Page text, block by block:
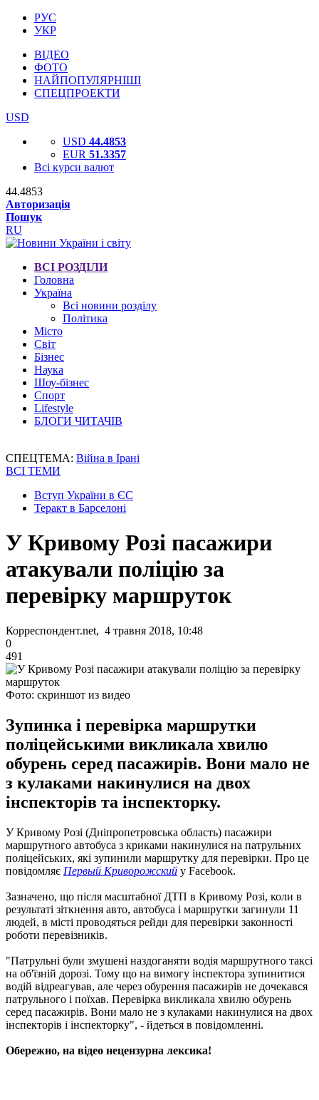
РУС
УКР
ВІДЕО
ФОТО
НАЙПОПУЛЯРНІШІ
СПЕЦПРОЕКТИ
USD
USD 44.4853
EUR 51.3357
Всі курси валют
44.4853
Авторизація
Пошук
RU
ВСІ РОЗДІЛИ
Головна
Україна
Всі новини розділу
Політика
Місто
Світ
Бізнес
Наука
Шоу-бізнес
Спорт
Lifestyle
БЛОГИ ЧИТАЧІВ
СПЕЦТЕМА: Війна в Ірані
ВСІ ТЕМИ
Вступ України в ЄС
Теракт в Барселоні
У Кривому Розі пасажири
атакували поліцію за
перевірку маршруток
Корреспондент.net, 4 травня 2018, 10:48
0
491
Фото: скриншот из видео
Зупинка і перевірка маршрутки
поліцейськими викликала хвилю
обурень серед пасажирів. Вони мало не
з кулаками накинулися на двох
інспекторів та інспекторку.
У Кривому Розі (Дніпропетровська область) пасажири
маршрутного автобуса з криками накинулися на патрульних
поліцейських, які зупинили маршрутку для перевірки. Про це
повідомляє Первый Криворожский у Facebook.
Зазначено, що після масштабної ДТП в Кривому Розі, коли в
результаті зіткнення авто, автобуса і маршрутки загинули 11
людей, в місті проводяться рейди для перевірки законності
роботи перевізників.
"Патрульні були змушені наздоганяти водія маршрутного таксі
на об'їзній дорозі. Тому що на вимогу інспектора зупинитися
водій відреагував, але через обурення пасажирів не дочекався
патрульного і поїхав. Перевірка викликала хвилю обурень
серед пасажирів. Вони мало не з кулаками накинулися на двох
інспекторів і інспекторку", - йдеться в повідомленні.
Обережно, на відео нецензурна лексика!